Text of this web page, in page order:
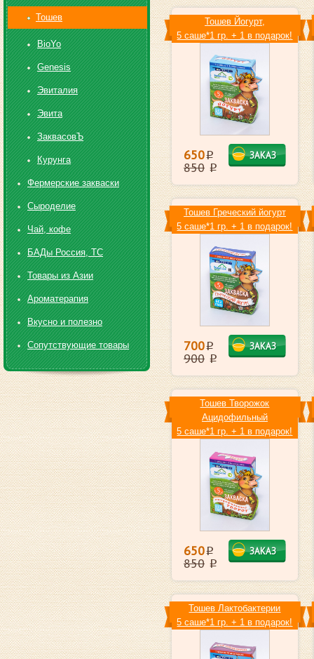
Toшев Йогурт,
5 саше*1 гр. + 1 в подарок!
650i
850 i
ЗАКАЗ
Toшев Греческий йогурт
5 саше*1 гр. + 1 в подарок!
700i
900 i
ЗАКАЗ
Toшев Творожок
Ацидофильный
5 саше*1 гр. + 1 в подарок!
650i
850 i
ЗАКАЗ
Toшев Лактобактерии
5 саше*1 гр. + 1 в подарок!
Toшев
BioYo
Genesis
Эвиталия
Эвита
ЗаквасовЪ
Курунга
Фермерские закваски
Сыроделие
Чай, кофе
БАДы Россия, ТС
Товары из Азии
Ароматерапия
Вкусно и полезно
Сопутствующие товары